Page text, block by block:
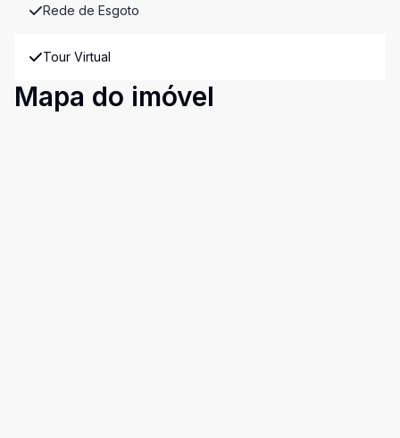
Rede de Esgoto
Tour Virtual
Mapa do imóvel